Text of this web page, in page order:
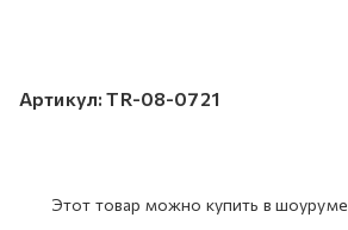
Артикул: TR-08-0721
Этот товар можно купить в шоуруме